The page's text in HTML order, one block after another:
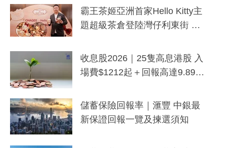
分鐘生成「貼地」宣傳短片
霸王茶姬亞洲首家Hello Kitty主
題超級茶倉登陸灣仔利東街 推
y及香港限定特調系列
收息股2026｜25隻高息港股 入
場費$1212起＋回報高達9.89
儲蓄保險回報率｜滙豐 中銀最
新保證回報一覽及揀選須知